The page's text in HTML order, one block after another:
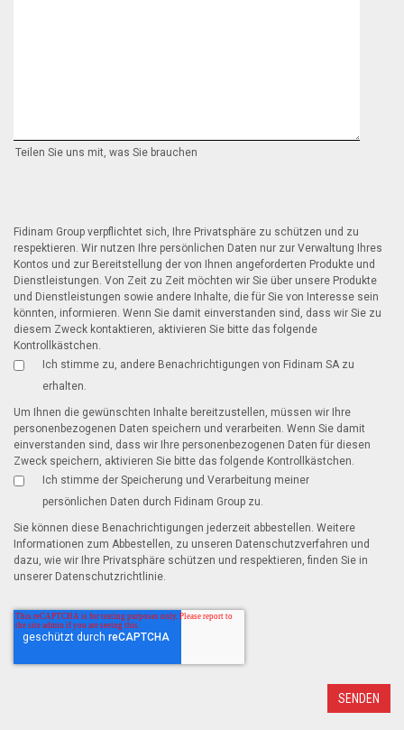
Teilen Sie uns mit, was Sie brauchen
Fidinam Group verpflichtet sich, Ihre Privatsphäre zu schützen und zu
respektieren. Wir nutzen Ihre persönlichen Daten nur zur Verwaltung Ihres
Kontos und zur Bereitstellung der von Ihnen angeforderten Produkte und
Dienstleistungen. Von Zeit zu Zeit möchten wir Sie über unsere Produkte
und Dienstleistungen sowie andere Inhalte, die für Sie von Interesse sein
könnten, informieren. Wenn Sie damit einverstanden sind, dass wir Sie zu
diesem Zweck kontaktieren, aktivieren Sie bitte das folgende
Kontrollkästchen.
Ich stimme zu, andere Benachrichtigungen von Fidinam SA zu
erhalten.
Um Ihnen die gewünschten Inhalte bereitzustellen, müssen wir Ihre
personenbezogenen Daten speichern und verarbeiten. Wenn Sie damit
einverstanden sind, dass wir Ihre personenbezogenen Daten für diesen
Zweck speichern, aktivieren Sie bitte das folgende Kontrollkästchen.
Ich stimme der Speicherung und Verarbeitung meiner
persönlichen Daten durch Fidinam Group zu.
Sie können diese Benachrichtigungen jederzeit abbestellen. Weitere
Informationen zum Abbestellen, zu unseren Datenschutzverfahren und
dazu, wie wir Ihre Privatsphäre schützen und respektieren, finden Sie in
unserer Datenschutzrichtlinie.